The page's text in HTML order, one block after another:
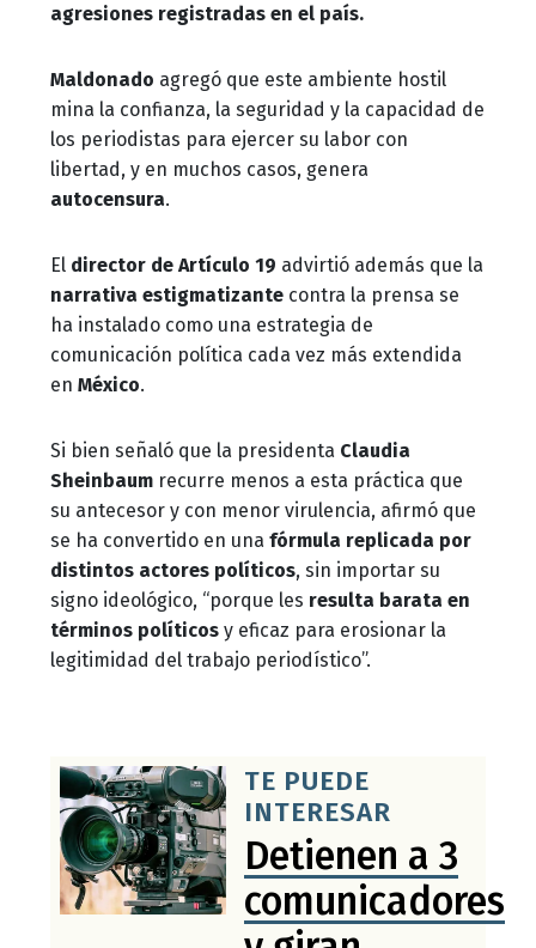
agresiones registradas en el país.
Maldonado agregó que este ambiente hostil
mina la confianza, la seguridad y la capacidad de
los periodistas para ejercer su labor con
libertad, y en muchos casos, genera
autocensura.
El director de Artículo 19 advirtió además que la
narrativa estigmatizante contra la prensa se
ha instalado como una estrategia de
comunicación política cada vez más extendida
en México.
Si bien señaló que la presidenta Claudia
Sheinbaum recurre menos a esta práctica que
su antecesor y con menor virulencia, afirmó que
se ha convertido en una fórmula replicada por
distintos actores políticos, sin importar su
signo ideológico, “porque les resulta barata en
términos políticos y eficaz para erosionar la
legitimidad del trabajo periodístico”.
TE PUEDE
INTERESAR
Detienen a 3
comunicadores